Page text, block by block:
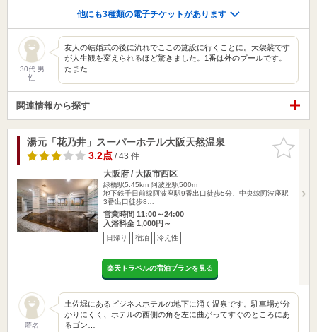
他にも3種類の電子チケットがあります
30代 男
性
友人の結婚式の後に流れでここの施設に行くことに。大袈裟です
が人生観を変えられるほど驚きました。1番は外のプールです。
たまた…
関連情報から探す
お気に入
りに追加
湯元「花乃井」スーパーホテル大阪天然温泉
3.2点/ 43 件
大阪府 / 大阪市西区
緑橋駅5.45km 阿波座駅500m
地下鉄千日前線阿波座駅9番出口徒歩5分、中央線阿波座駅
3番出口徒歩8…
営業時間 11:00～24:00
入浴料金 1,000円～
日帰り 宿泊 冷え性
楽天トラベルの宿泊プランを見る
匿名
土佐堀にあるビジネスホテルの地下に涌く温泉です。駐車場が分
かりにくく、ホテルの西側の角を左に曲がってすぐのところにあ
るゴン…